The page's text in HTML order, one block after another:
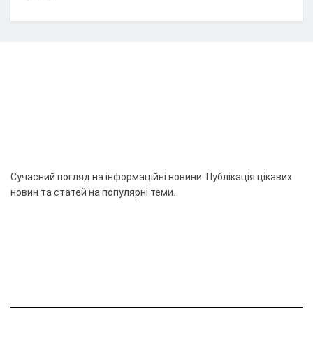
Сучасний погляд на інформаційні новини. Публікація цікавих
новин та статей на популярні теми.